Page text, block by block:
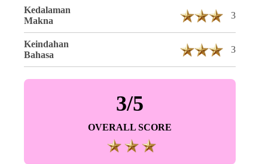
Kedalaman
Makna
3
Keindahan
Bahasa
3
3/5
OVERALL SCORE